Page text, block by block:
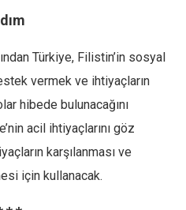
Türkiye, Filistin’in sosyal
vermek ve ihtiyaçların
hibede bulunacağını
acil ihtiyaçlarını göz
karşılanması ve
için kullanacak.